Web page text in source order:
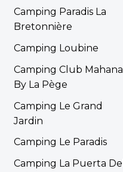
Camping Paradis La
Bretonnière
Camping Loubine
Camping Club Mahana
By La Pège
Camping Le Grand
Jardin
Camping Le Paradis
Camping La Puerta Del